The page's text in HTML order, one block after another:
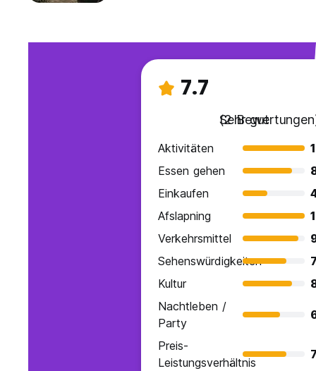
7.7
Sehr gut
(2
Aktivitäten
Essen gehen
Einkaufen
Afslapning
Verkehrsmittel
Sehenswürdigkeiten
Kultur
Nachtleben /
Party
Preis-
Leistungsverhältnis